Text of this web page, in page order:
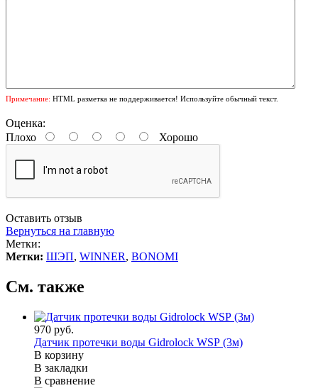
Примечание: HTML разметка не поддерживается! Используйте обычный текст.
Оценка:
Плохо
Хорошо
Оставить отзыв
Вернуться на главную
Метки:
Метки: ШЭП, WINNER, BONOMI
См. также
970 руб.
Датчик протечки воды Gidrolock WSР (3м)
В корзину
В закладки
В сравнение